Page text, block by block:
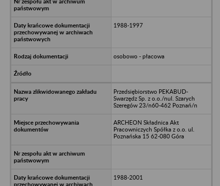
1988-1997
osobowo - płacowa
Przedsiębiorstwo PEKABUD-
Swarzędz Sp. z o.o./nul. Szarych
Szeregów 23/n60-462 Poznań/n
ARCHEON Składnica Akt
Pracowniczych Spółka z o.o. ul.
Poznańska 15 62-080 Góra
1988-2001